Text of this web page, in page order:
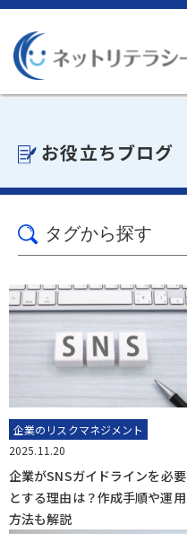
お役立ちブログ
タグから探す
企業のリスクマネジメント
2025.11.20
企業がSNSガイドラインを必要
とする理由は？作成手順や運用
方法も解説